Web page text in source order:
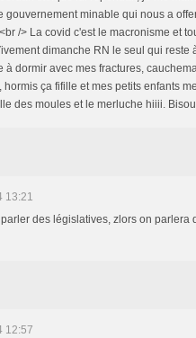
gouvernement minable qui nous a
/> La covid c'est le macronisme et
dimanche RN le seul qui reste
à dormir avec mes fractures,
ça fifille et mes petits enfants
des moules et le merluche hiiii.
13:21
des législatives, zlors on parlera
12:57